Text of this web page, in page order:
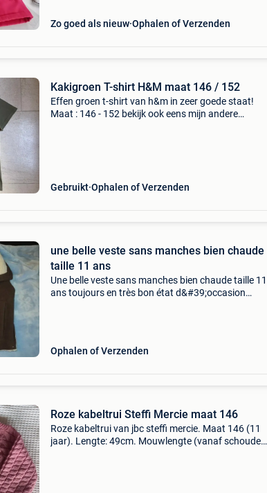
Zo goed als nieuw Ophalen of Verzenden
Kakigroen T-shirt H&M maat 146 / 152
Effen groen t-shirt van h&m in zeer goede staat!
Maat : 146 - 152 bekijk ook eens mijn andere
Gebruikt Ophalen of Verzenden
une belle veste sans manches bien chaude
taille 11 ans
Une belle veste sans manches bien chaude taille 11
ans toujours en très bon état d&#39;occasion
Ophalen of Verzenden
Roze kabeltrui Steffi Mercie maat 146
Roze kabeltrui van jbc steffi mercie. Maat 146 (11
jaar). Lengte: 49cm. Mouwlengte (vanaf schouder):